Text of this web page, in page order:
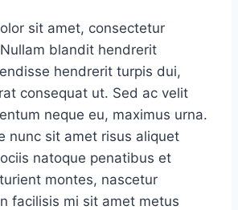
sit amet, consectetur
blandit hendrerit
hendrerit turpis dui,
consequat ut. Sed ac velit
neque eu, maximus urna.
nunc sit amet risus aliquet
natoque penatibus et
montes, nascetur
facilisis mi sit amet metus